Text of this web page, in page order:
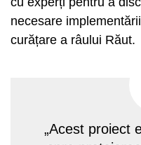
necesare
curățare a râului Răut.
„Acest proiect